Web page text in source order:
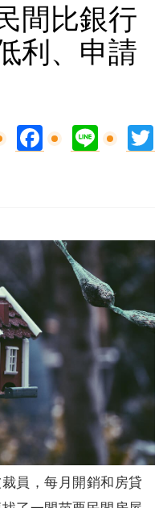
間比銀行
利、申請
FacebookLine
員，每月開銷和房貸